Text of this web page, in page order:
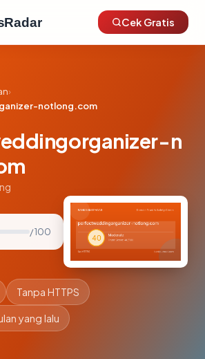
Cek Gratis
›
notlong.com
n
/ 100
Tanpa HTTPS
yang lalu